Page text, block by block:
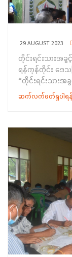
ရောက်ပူးကပ်ခ
လိပ်ပြာမလွင့်အေ
အစဉ်အလာ မပျေ
ကြောင်း၊ ကရင်တိုင်
ဒြပ်မဲ့ ယဉ်ကျေး
စောင့်ရှောက်ကြရ
ငြိမ်းချမ်းရေးလု
&nbsp;
ကြားခဲ့ပြီး တက်ရ
ယဉ်ကျေးမှု အကအဖွဲ့
လည်းကောင်း၊ ရှ
လည်းကောင်း ကပ
ကြီး ဝန်ကြီးချု
အဖွားများနှင့် အ
ထို့နောက် ကရင်တိုင်
တစ်ဦးက ကျေးဇူး
မှတ်တမ်းတင်ဓါတ်
သည့်&nbsp; ဧည့်သ
29 AUGUST 2023
တိုင်းရင်းသားအခွ
ရန်ကုန်တိုင်း ဒေသက
“တိုင်းရင်းသားအ
ရပ်ရွာအခြေပြု
ဆန်းစစ် စီမံခြင်
ပညာသင်တန်းဖွင့်
(၁၀:၀၀) နာရီအ
ဥသျှစ်ကုန်းကျေးရွ
&nbsp;ပထမဦးစွ
စောင့်ရှောက်ရေး
ရုံးမှ ဒုတိယညွှန်ကြာ
များရေးရာဝန်က
တိုင်းရင်းသားလူ
ဥပဒေ၊ နည်းဥပဒေ
အမုန်းစကားနှင့်
ဆိုင်ရာ သိကောင်း
များ၏ အခွင့်အရ
ဆက်လက်ဖတ်ရှုပါရ